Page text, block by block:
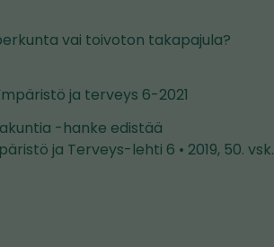
vai toivoton takapajula?
ja terveys 6-2021
-hanke edistää
ja Terveys-lehti 6 • 2019, 50. vsk.